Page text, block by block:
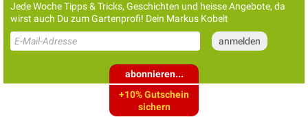
Jede Woche Tipps & Tricks, Geschichten und heisse Angebote, da
wirst auch Du zum Gartenprofi! Dein Markus Kobelt
abonnieren...
+10% Gutschein
sichern